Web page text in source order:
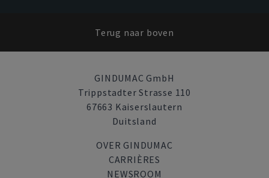
Terug naar boven
GINDUMAC GmbH
Trippstadter Strasse 110
67663 Kaiserslautern
Duitsland
OVER GINDUMAC
CARRIÈRES
NEWSROOM